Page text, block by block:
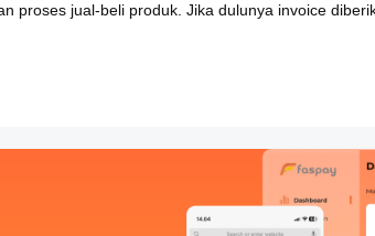
proses jual-beli produk. Jika dulunya invoice